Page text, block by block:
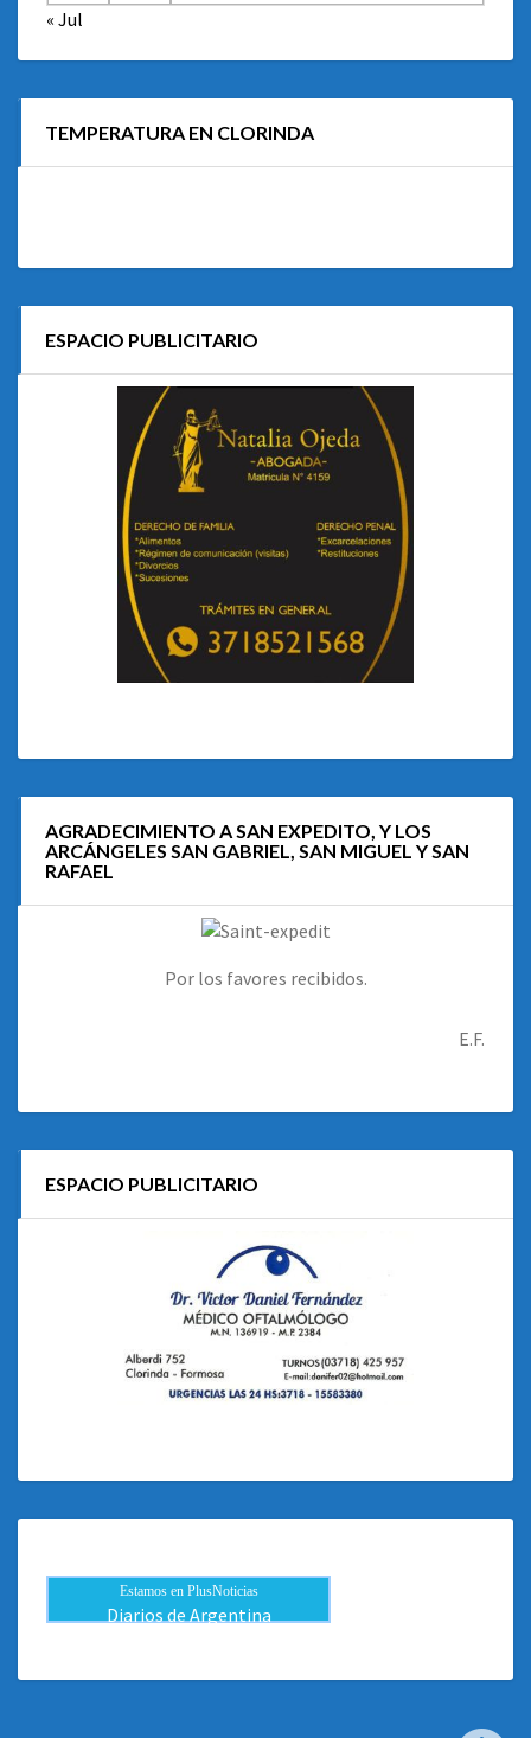
« Jul
TEMPERATURA EN CLORINDA
ESPACIO PUBLICITARIO
AGRADECIMIENTO A SAN EXPEDITO, Y LOS
ARCÁNGELES SAN GABRIEL, SAN MIGUEL Y SAN
RAFAEL
Por los favores recibidos.
E.F.
ESPACIO PUBLICITARIO
Estamos en PlusNoticias
Diarios de Argentina